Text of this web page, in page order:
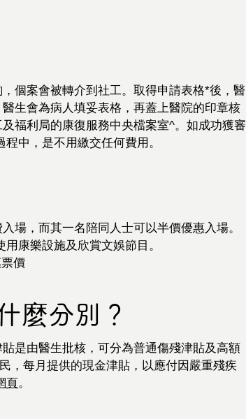
個案會被轉介到社工。取得申請表格*後，醫
生會為病人填妥表格，再蓋上醫院的印章核
福利局的康復服務中央檔案室^。如成功獲審
中，是不用繳交任何費用。
場，而其一名陪同人士可以半價優惠入場。
康樂設施及欣賞文娛節目。
價
麼分別？
是由醫生批核，可分為普通傷殘津貼及高額
，每月提供的現金津貼，以應付因嚴重殘疾
頁 。